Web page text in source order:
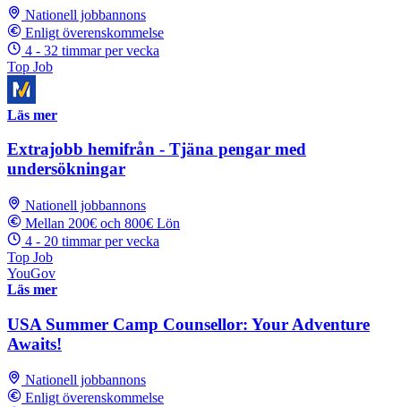
Nationell jobbannons
Enligt överenskommelse
4 - 32 timmar per vecka
Top Job
Läs mer
Extrajobb hemifrån - Tjäna pengar med
undersökningar
Nationell jobbannons
Mellan 200€ och 800€ Lön
4 - 20 timmar per vecka
Top Job
YouGov
Läs mer
USA Summer Camp Counsellor: Your Adventure
Awaits!
Nationell jobbannons
Enligt överenskommelse